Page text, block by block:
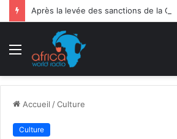
Menu
Accueil /Culture
Culture